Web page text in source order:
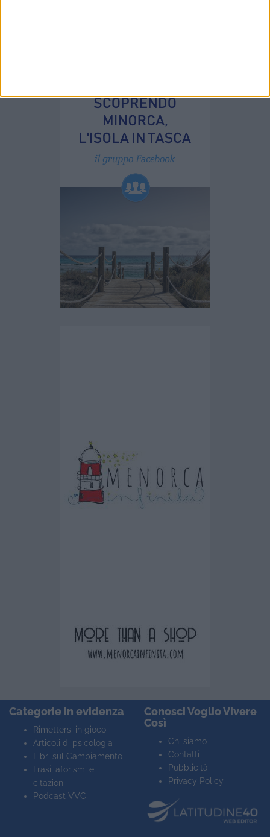
Categorie in evidenza
Rimettersi in gioco
Articoli di psicologia
Libri sul Cambiamento
Frasi, aforismi e
citazioni
Podcast VVC
Conosci Voglio Vivere
Così
Chi siamo
Contatti
Pubblicità
Privacy Policy